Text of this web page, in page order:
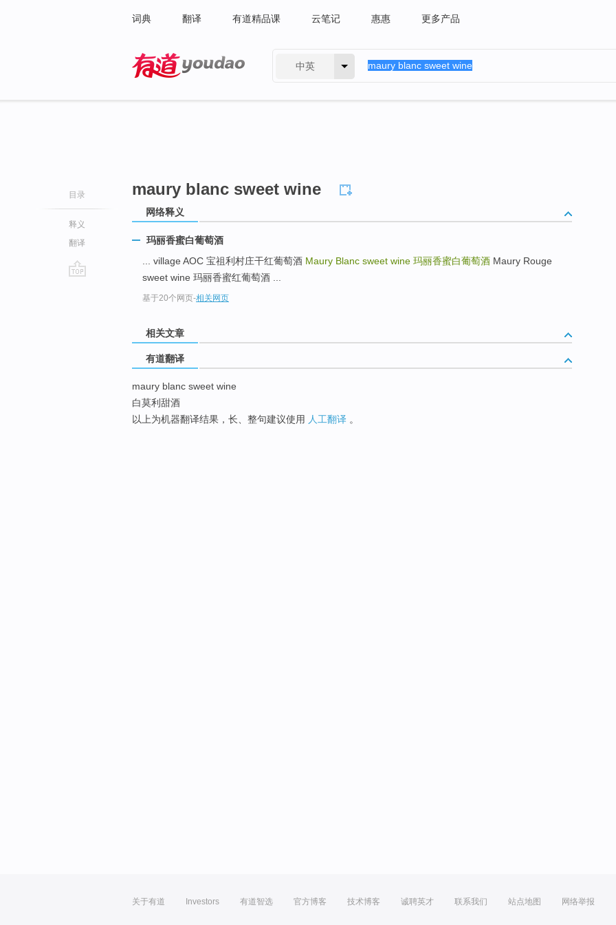
词典 翻译 有道精品课 云笔记 惠惠 更多产品
中英
目录
释义
翻译
maury blanc sweet wine
网络释义
玛丽香蜜白葡萄酒
... village AOC 宝祖利村庄干红葡萄酒 Maury Blanc sweet wine 玛丽香蜜白葡萄酒 Maury Rouge
sweet wine 玛丽香蜜红葡萄酒 ...
基于20个网页-相关网页
相关文章
有道翻译
maury blanc sweet wine
白莫利甜酒
以上为机器翻译结果，长、整句建议使用 人工翻译 。
关于有道 Investors 有道智选 官方博客 技术博客 诚聘英才 联系我们 站点地图 网络举报